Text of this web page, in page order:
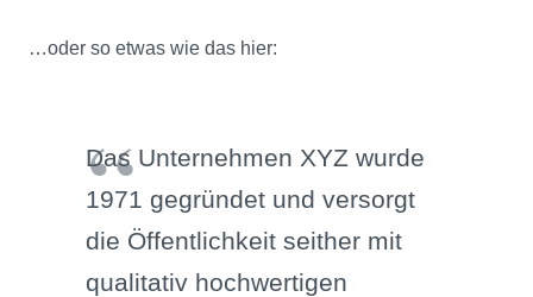
…oder so etwas wie das hier:
Das Unternehmen XYZ wurde
1971 gegründet und versorgt
die Öffentlichkeit seither mit
qualitativ hochwertigen